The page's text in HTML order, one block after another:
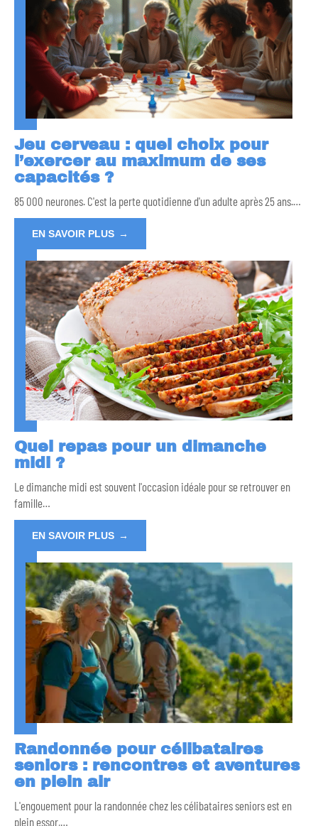
Jeu cerveau : quel choix pour
l’exercer au maximum de ses
capacités ?
85 000 neurones. C'est la perte quotidienne d'un adulte après 25 ans.…
EN SAVOIR PLUS
Quel repas pour un dimanche
midi ?
Le dimanche midi est souvent l'occasion idéale pour se retrouver en
famille…
EN SAVOIR PLUS
Randonnée pour célibataires
seniors : rencontres et aventures
en plein air
L'engouement pour la randonnée chez les célibataires seniors est en
plein essor,…